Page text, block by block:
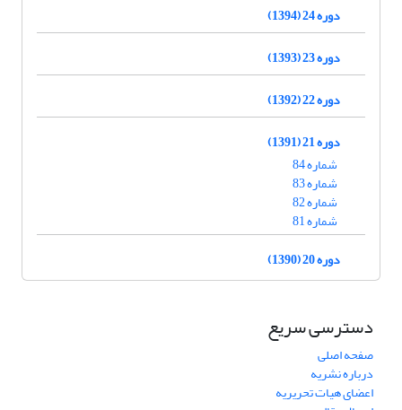
دوره 24 (1394)
دوره 23 (1393)
دوره 22 (1392)
دوره 21 (1391)
شماره 84
شماره 83
شماره 82
شماره 81
دوره 20 (1390)
دسترسی سریع
صفحه اصلی
درباره نشریه
اعضای هیات تحریریه